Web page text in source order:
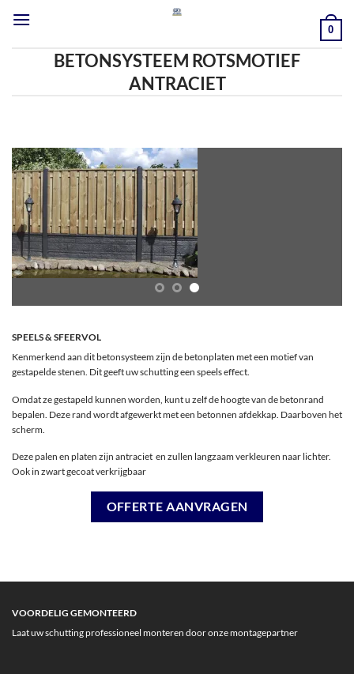
naar
0
BETONSYSTEEM ROTSMOTIEF
ANTRACIET
SPEELS & SFEERVOL
Kenmerkend aan dit betonsysteem zijn de betonplaten met een motief van
gestapelde stenen. Dit geeft uw schutting een speels effect.
Omdat ze gestapeld kunnen worden, kunt u zelf de hoogte van de betonrand
bepalen. Deze rand wordt afgewerkt met een betonnen afdekkap. Daarboven het
scherm.
Deze palen en platen zijn antraciet en zullen langzaam verkleuren naar lichter.
Ook in zwart gecoat verkrijgbaar
OFFERTE AANVRAGEN
VOORDELIG GEMONTEERD
Laat uw schutting professioneel monteren door onze montagepartner